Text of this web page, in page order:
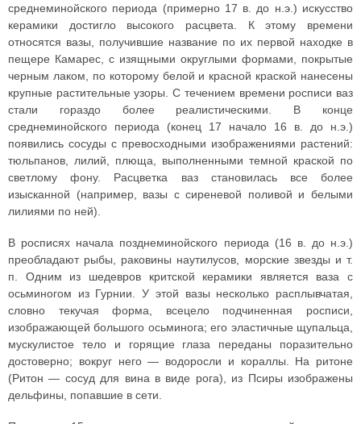
среднеминойского периода (примерно 17 в. до н.э.) искусство
керамики достигло высокого расцвета. К этому времени
относятся вазы, получившие название по их первой находке в
пещере Камарес, с изящными округлыми формами, покрытые
черным лаком, по которому белой и красной краской нанесены
крупные растительные узоры. С течением времени росписи ваз
стали гораздо более реалистическими. В конце
среднеминойского периода (конец 17 начало 16 в. до н.э.)
появились сосуды с превосходными изображениями растений:
тюльпанов, лилий, плюща, выполненными темной краской по
светлому фону. Расцветка ваз становилась все более
изысканной (например, вазы с сиреневой поливой и белыми
лилиями по ней).
В росписях начала позднеминойского периода (16 в. до н.э.)
преобладают рыбы, раковины наутилусов, морские звезды и т.
п. Одним из шедевров критской керамики является ваза с
осьминогом из Гурнии. У этой вазы несколько расплывчатая,
словно текучая форма, всецело подчиненная росписи,
изображающей большого осьминога; его эластичные щупальца,
мускулистое тело и горящие глаза переданы поразительно
достоверно; вокруг него — водоросли и кораллы. На ритоне
(Ритон — сосуд для вина в виде рога), из Псиры изображены
дельфины, попавшие в сети.